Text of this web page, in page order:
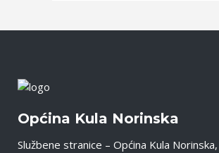
Općina Kula Norinska
Službene stranice – Općina Kula